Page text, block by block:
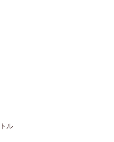
ル